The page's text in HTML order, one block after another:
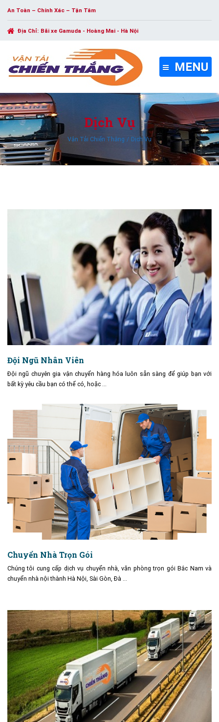
An Toàn – Chính Xác – Tận Tâm
Địa Chỉ: Bãi xe Gamuda - Hoàng Mai - Hà Nội
MENU
Dịch Vụ
Vận Tải Chiến Thắng Dịch Vụ
Đội Ngũ Nhân Viên
Đội ngũ chuyên gia vận chuyển hàng hóa luôn sẵn sàng để giúp bạn với
bất kỳ yêu cầu bạn có thể có, hoặc …
Chuyển Nhà Trọn Gói
Chúng tôi cung cấp dịch vụ chuyển nhà, văn phòng trọn gói Bắc Nam và
chuyển nhà nội thành Hà Nội, Sài Gòn, Đà …